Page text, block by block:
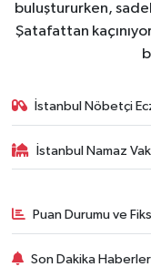
buluştururken,
Şatafattan
İstanbul Nöbetçi
İstanbul Namaz
Puan Durumu ve
Son Dakika